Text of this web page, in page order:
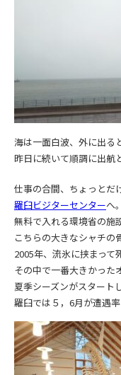
海は一面白波、外に出
昨日に続いて順調に出航
仕事の合間、ちょっとだ
羅臼ビジターセンターへ。
無料で入れる環境省の施
こちらの大きなシャチの
2005年、流氷に挟まって
その中で一番大きかった
夏季シーズンがスタート
羅臼では５，6月が遭遇率